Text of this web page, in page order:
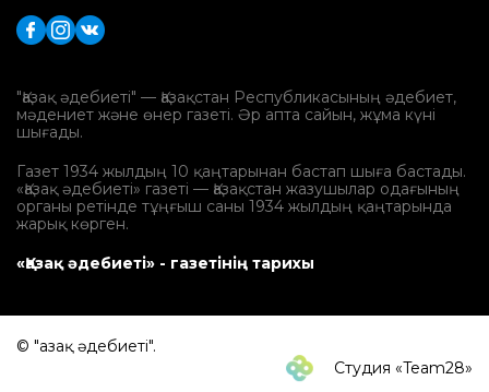
"Қазақ әдебиеті" — Қазақстан Республикасының әдебиет,
мәдениет және өнер газеті. Әр апта сайын, жұма күні
шығады.
Газет 1934 жылдың 10 қаңтарынан бастап шыға бастады.
«Қазақ әдебиеті» газеті — Қазақстан жазушылар одағының
органы ретінде тұңғыш саны 1934 жылдың қаңтарында
жарық көрген.
«Қазақ әдебиеті» - газетінің тарихы
© "Қазақ әдебиеті".
Студия «Team28»